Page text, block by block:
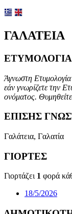
ΓΑΛΑΤΕΙΑ
Άγνωστη
εάν γνωρίζετε την
ονόματος.
ΕΠΙΣΗΣ
Γαλάτεια, Γαλατία
ΓΙΟΡΤΕΣ
Γιορτάζει 1 φορά
18/5/2026